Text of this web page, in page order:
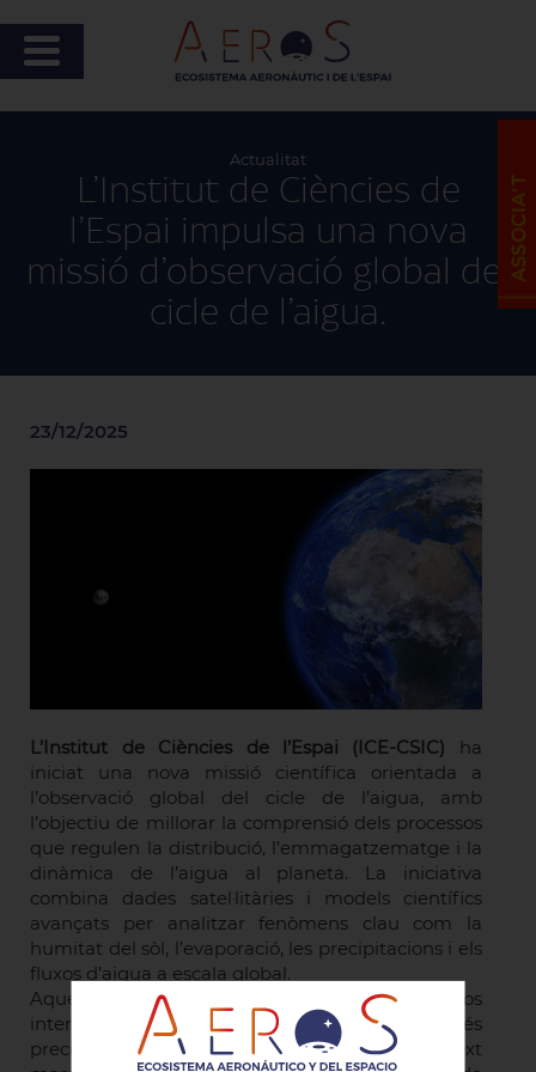
Actualitat
L’Institut de Ciències de
l’Espai impulsa una nova
missió d’observació global del
cicle de l’aigua.
23/12/2025
L’Institut de Ciències de l’Espai (ICE-CSIC) ha
iniciat una nova missió científica orientada a
l’observació global del cicle de l’aigua, amb
l’objectiu de millorar la comprensió dels processos
que regulen la distribució, l’emmagatzematge i la
dinàmica de l’aigua al planeta. La iniciativa
combina dades satel·litàries i models científics
avançats per analitzar fenòmens clau com la
humitat del sòl, l’evaporació, les precipitacions i els
fluxos d’aigua a escala global.
Aquesta missió s’emmarca en els esforços
internacionals per disposar d’informació més
precisa sobre el cicle hidrològic en un context